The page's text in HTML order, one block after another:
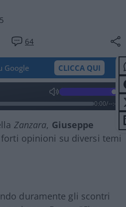
64
Google CLICCA QUI
0:00/--:--
Zanzara, Giuseppe
forti opinioni su diversi temi
duramente gli scontri